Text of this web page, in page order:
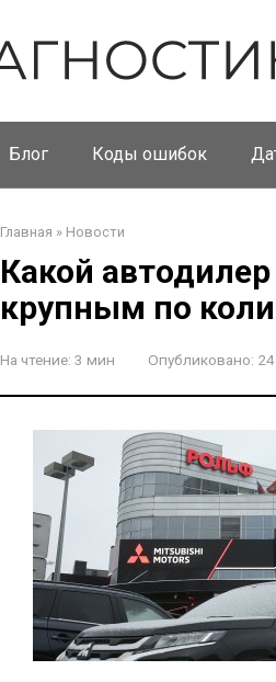
Блог Коды ошибок
Главная » Новости
Какой
крупным по
На чтение: 3 мин Опубликовано: